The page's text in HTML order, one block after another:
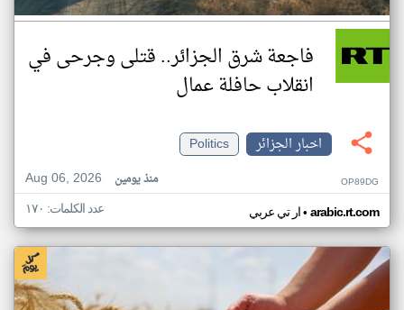
فاجعة شرق الجزائر.. قتلى وجرحى في
انقلاب حافلة عمال
اخبار الجزائر
Politics
Aug 06, 2026
منذ يومين OP89DG
ار تي عربي• arabic.rt.com عدد الكلمات: ١٧٠